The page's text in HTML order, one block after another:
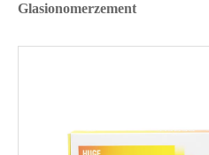
Glasionomerzement